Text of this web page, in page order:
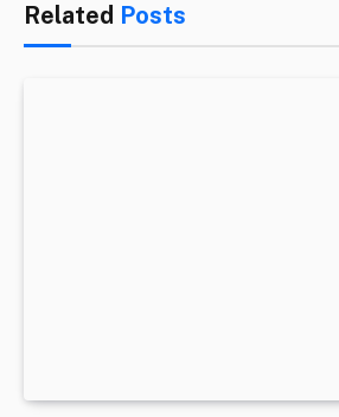
Related Posts